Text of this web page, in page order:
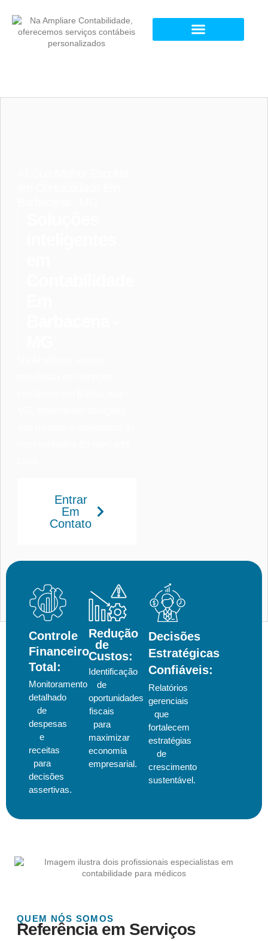
Entrar
Em
Contato
Controle
Financeiro
Total:
Monitoramento
detalhado
de
despesas
e
receitas
para
decisões
assertivas.
Redução
de
Custos:
Identificação
de
oportunidades
fiscais
para
maximizar
economia
empresarial.
Decisões
Estratégicas
Confiáveis:
Relatórios
gerenciais
que
fortalecem
estratégias
de
crescimento
sustentável.
QUEM NÓS SOMOS
Referência em Serviços